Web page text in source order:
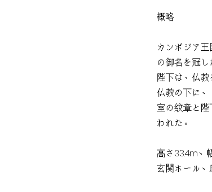
概略
カンボジア
の御名を冠し
陛下は、仏
仏教の下に
室の紋章と陛
われた。
高さ33.4m、
玄関ホール、